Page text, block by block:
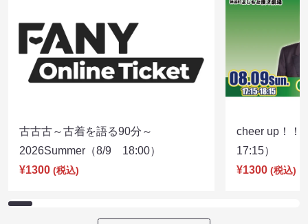
古古古～古着を語る90分～
2026Summer（8/9 18:00）
¥1300 (税込)
cheer up！
17:15）
¥1300 (税込)